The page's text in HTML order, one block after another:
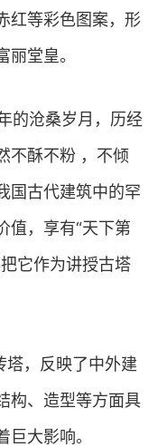
红等彩色图案，形
堂皇。
的沧桑岁月，历经
不酥不粉 ，不倾
国古代建筑中的罕
值，享有“天下第
它作为讲授古塔
塔，反映了中外建
构、造型等方面具
大影响。